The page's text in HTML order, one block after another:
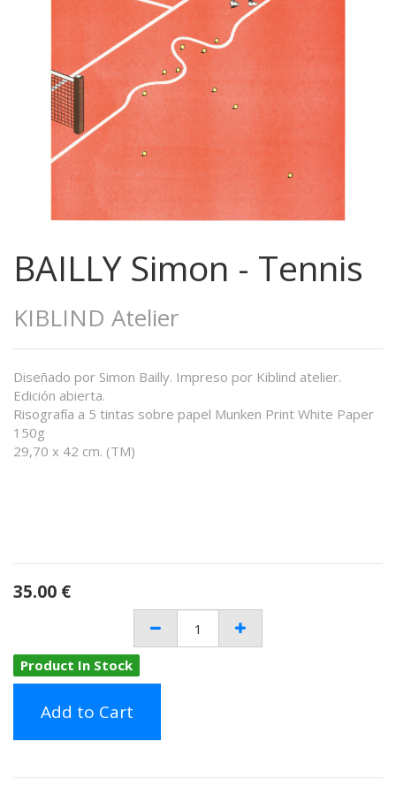
BAILLY Simon - Tennis
KIBLIND Atelier
Diseñado por Simon Bailly. Impreso por Kiblind atelier.
Edición abierta.
Risografía a 5 tintas sobre papel Munken Print White Paper
150g
29,70 x 42 cm. (TM)
35.00 €
Product In Stock
Add to Cart